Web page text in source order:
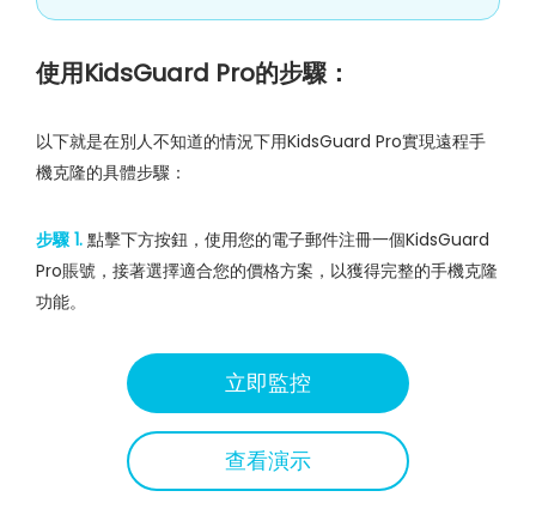
使用KidsGuard Pro的步驟：
以下就是在別人不知道的情況下用KidsGuard Pro實現遠程手
機克隆的具體步驟：
步驟 1. 點擊下方按鈕，使用您的電子郵件注冊一個KidsGuard
Pro賬號，接著選擇適合您的價格方案，以獲得完整的手機克隆
功能。
立即監控
查看演示